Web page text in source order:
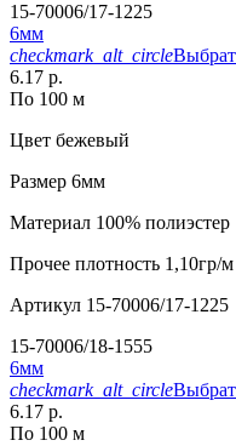
15-70006/17-1225
6мм
checkmark_alt_circle
6.17 р.
По 100 м
Цвет бежевый
Размер 6мм
Материал 100% полиэстер
Прочее плотность 1,10гр/м
Артикул 15-70006/17-1225
15-70006/18-1555
6мм
checkmark_alt_circle
6.17 р.
По 100 м